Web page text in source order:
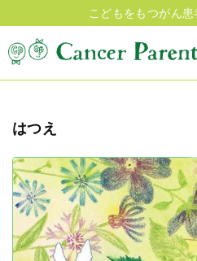
こどもをもつがん
はつえ